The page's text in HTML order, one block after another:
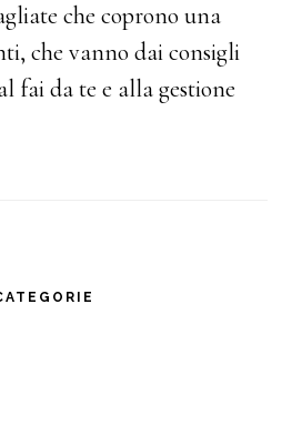
che coprono una
che vanno dai consigli
fai da te e alla gestione